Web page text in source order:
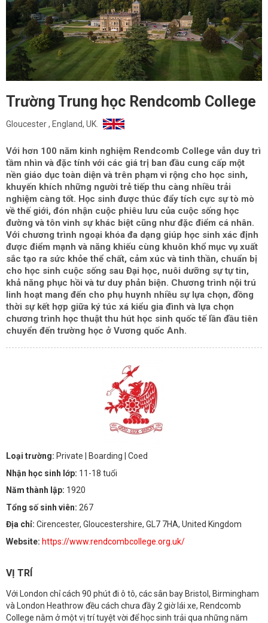
Trường Trung học Rendcomb College
Gloucester , England, UK.
Với hơn 100 năm kinh nghiệm Rendcomb College vẫn duy trì
tầm nhìn và đặc tính với các giá trị ban đầu cung cấp một
nền giáo dục toàn diện và trên phạm vi rộng cho học sinh,
khuyến khích những người trẻ tiếp thu càng nhiều trải
nghiệm càng tốt. Học sinh được thúc đẩy tích cực sự tò mò
về thế giới, đón nhận cuộc phiêu lưu của cuộc sống học
đường và tôn vinh sự khác biệt cũng như đặc điểm cá nhân.
Với chương trình ngoại khóa đa dạng giúp học sinh xác định
được điểm mạnh và năng khiếu cùng khuôn khổ mục vụ xuất
sắc tạo ra sức khỏe thể chất, cảm xúc và tinh thần, chuẩn bị
cho học sinh cuộc sống sau Đại học, nuôi dưỡng sự tự tin,
khả năng phục hồi và tư duy phản biện. Chương trình nội trú
linh hoạt mang đến cho phụ huynh nhiều sự lựa chọn, đồng
thời sự kết hợp giữa ký túc xá kiểu gia đình và lựa chọn
chương trình học thuật thu hút học sinh quốc tế lần đầu tiên
chuyển đến trường học ở Vương quốc Anh.
Loại trường: Private | Boarding
| Coed
Nhận học sinh lớp: 11-18 tuổi
Năm thành lập: 1920
Tổng số sinh viên: 267
Địa chỉ: Cirencester, Gloucestershire, GL7 7HA, United Kingdom
Website: https://www.rendcombcollege.org.uk/
VỊ TRÍ
Với London chỉ cách 90 phút đi ô tô, các sân bay Bristol, Birmingham
và London Heathrow đều cách chưa đầy 2 giờ lái xe, Rendcomb
College nằm ở một vị trí tuyệt vời để học sinh trải qua những năm